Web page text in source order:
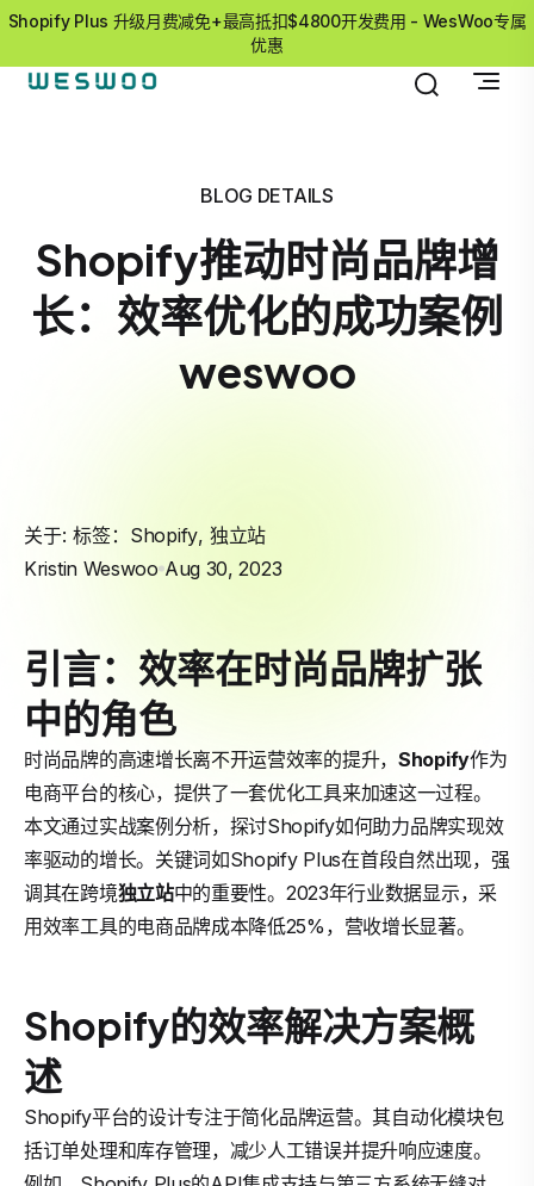
Shopify Plus 升级月费减免+最高抵扣$4800开发费用 - WesWoo专属
优惠
BLOG DETAILS
Shopify推动时尚品牌增
长：效率优化的成功案例
weswoo
关于: 标签： Shopify, 独立站
Kristin Weswoo Aug 30, 2023
引言：效率在时尚品牌扩张
中的角色
时尚品牌的高速增长离不开运营效率的提升， Shopify作为
电商平台的核心，提供了一套优化工具来加速这一过程。
本文通过实战案例分析，探讨Shopify如何助力品牌实现效
率驱动的增长。关键词如Shopify Plus在首段自然出现，强
调其在跨境独立站中的重要性。2023年行业数据显示，采
用效率工具的电商品牌成本降低25%，营收增长显著。
Shopify的效率解决方案概
述
Shopify平台的设计专注于简化品牌运营。其自动化模块包
括订单处理和库存管理，减少人工错误并提升响应速度。